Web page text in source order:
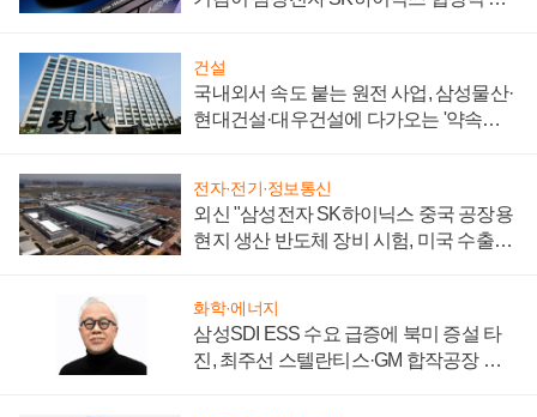
건설
국내외서 속도 붙는 원전 사업, 삼성물산·
현대건설·대우건설에 다가오는 '약속의
전자·전기·정보통신
외신 "삼성전자 SK하이닉스 중국 공장용
현지 생산 반도체 장비 시험, 미국 수출통
화학·에너지
삼성SDI ESS 수요 급증에 북미 증설 타
진, 최주선 스텔란티스·GM 합작공장 건